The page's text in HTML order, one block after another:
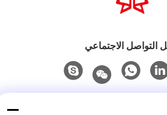
التواصل الاجتماعي